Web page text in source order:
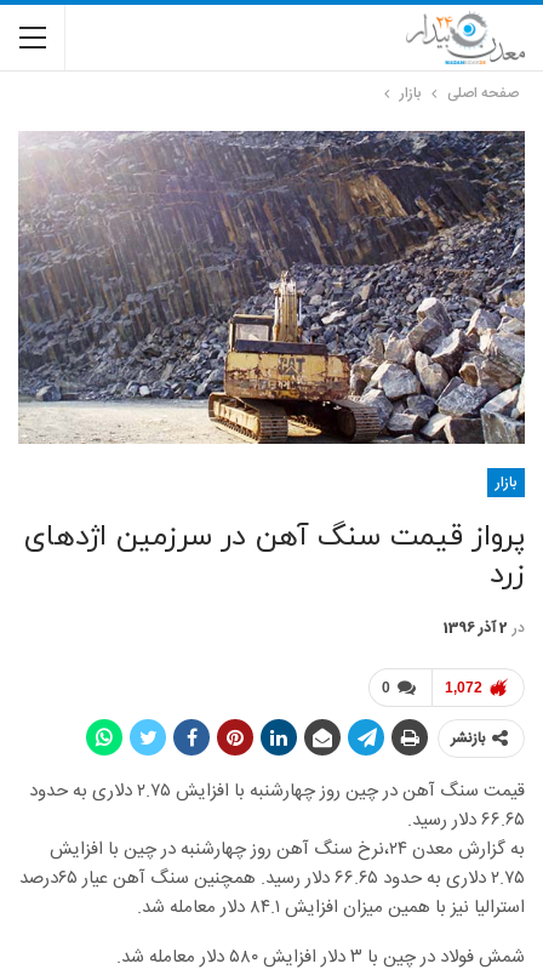
صفحه اصلی بازار
بازار
پرواز قیمت سنگ آهن در سرزمین اژدهای
زرد
در 2 آذر 1396
0 1,072
بازنشر
قیمت سنگ آهن در چین روز چهارشنبه با افزایش ۲.۷۵ دلاری به حدود
۶۶.۶۵ دلار رسید.
به گزارش معدن ۲۴،نرخ سنگ آهن روز چهارشنبه در چین با افزایش
۲.۷۵ دلاری به حدود ۶۶.۶۵ دلار رسید. همچنین سنگ آهن عیار ۶۵درصد
استرالیا نیز با همین میزان افزایش ۸۴.۱ دلار معامله شد.
شمش فولاد در چین با ۳ دلار افزایش ۵۸۰ دلار معامله شد.